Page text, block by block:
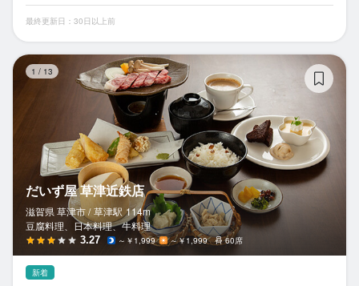
最終更新日：30日以上前
1 / 13
だいず屋 草津近鉄店
滋賀県 草津市 / 草津駅 114m
豆腐料理、日本料理、牛料理
3.27 ～￥1,999 ～￥1,999 60席
新着